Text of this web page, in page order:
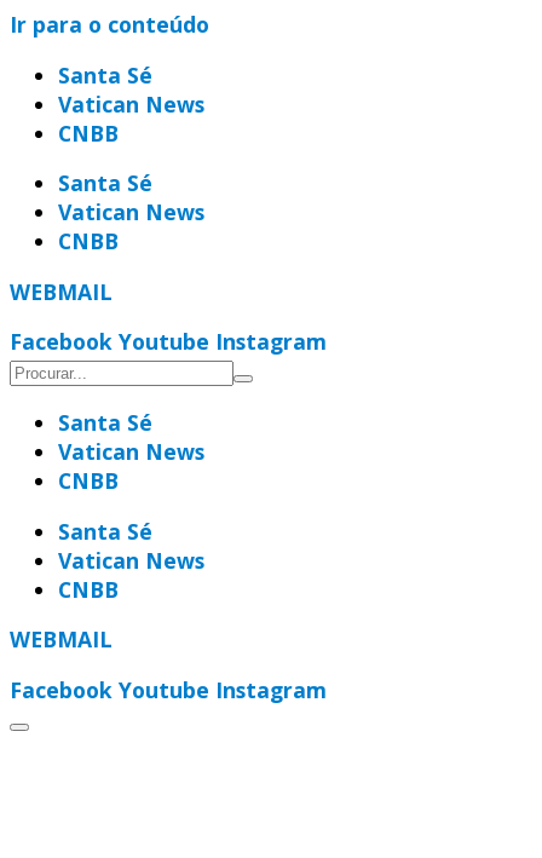
Ir para o conteúdo
Santa Sé
Vatican News
CNBB
Santa Sé
Vatican News
CNBB
WEBMAIL
Facebook Youtube Instagram
Santa Sé
Vatican News
CNBB
Santa Sé
Vatican News
CNBB
WEBMAIL
Facebook Youtube Instagram